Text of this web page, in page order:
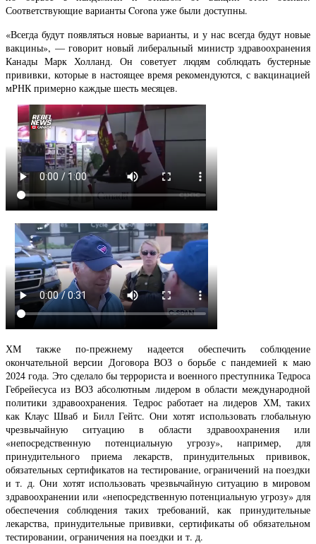
Соответствующие варианты Corona уже были доступны.
«Всегда будут появляться новые варианты, и у нас всегда будут новые
вакцины», — говорит новый либеральный министр здравоохранения
Канады Марк Холланд. Он советует людям соблюдать бустерные
прививки, которые в настоящее время рекомендуются, с вакцинацией
мРНК примерно каждые шесть месяцев.
ХМ также по-прежнему надеется обеспечить соблюдение
окончательной версии Договора ВОЗ о борьбе с пандемией к маю
2024 года. Это сделало бы террориста и военного преступника Тедроса
Гебрейесуса из ВОЗ абсолютным лидером в области международной
политики здравоохранения. Тедрос работает на лидеров ХМ, таких
как Клаус Шваб и Билл Гейтс. Они хотят использовать глобальную
чрезвычайную ситуацию в области здравоохранения или
«непосредственную потенциальную угрозу», например, для
принудительного приема лекарств, принудительных прививок,
обязательных сертификатов на тестирование, ограничений на поездки
и т. д. Они хотят использовать чрезвычайную ситуацию в мировом
здравоохранении или «непосредственную потенциальную угрозу» для
обеспечения соблюдения таких требований, как принудительные
лекарства, принудительные прививки, сертификаты об обязательном
тестировании, ограничения на поездки и т. д.